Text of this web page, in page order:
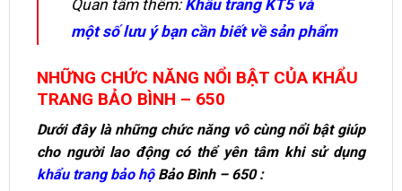
Quan tâm thêm: Khẩu trang KT5 và
một số lưu ý bạn cần biết về sản phẩm
NHỮNG CHỨC NĂNG NỔI BẬT CỦA KHẨU
TRANG BẢO BÌNH – 650
Dưới đây là những chức năng vô cùng nổi bật giúp
cho người lao động có thể yên tâm khi sử dụng
khẩu trang bảo hộBảo Bình – 650 :